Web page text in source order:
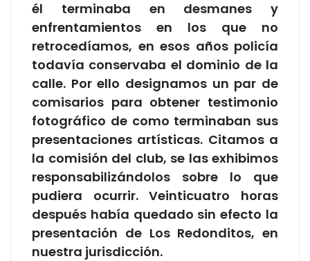
él terminaba en desmanes y
enfrentamientos en los que no
retrocedíamos, en esos años policía
todavía conservaba el dominio de la
calle. Por ello designamos un par de
comisarios para obtener testimonio
fotográfico de como terminaban sus
presentaciones artísticas. Citamos a
la comisión del club, se las exhibimos
responsabilizándolos sobre lo que
pudiera ocurrir. Veinticuatro horas
después había quedado sin efecto la
presentación de Los Redonditos, en
nuestra jurisdicción.